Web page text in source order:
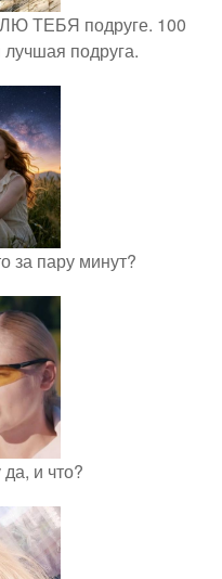
ТЕБЯ подруге. 100
подруга.
за пару минут?
и что?